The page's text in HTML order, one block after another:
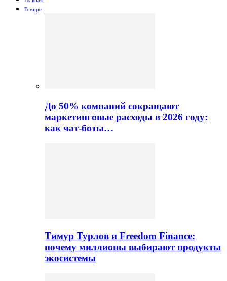
В мире
До 50% компаний сокращают
маркетинговые расходы в 2026 году:
как чат-боты…
Тимур Турлов и Freedom Finance:
почему миллионы выбирают продукты
экосистемы